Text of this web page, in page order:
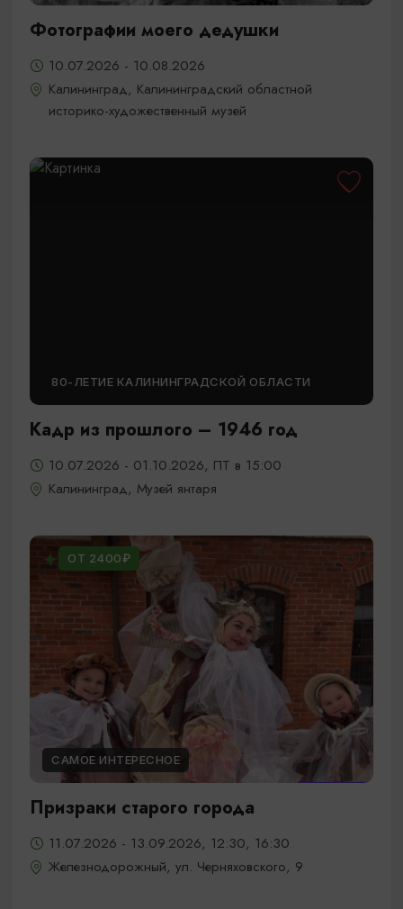
Фотографии моего дедушки
10.07.2026 - 10.08.2026
Калининград, Калининградский областной
историко-художественный музей
80-ЛЕТИЕ КАЛИНИНГРАДСКОЙ ОБЛАСТИ
Кадр из прошлого – 1946 год
10.07.2026 - 01.10.2026, ПТ в 15:00
Калининград, Музей янтаря
ОТ 2400₽
САМОЕ ИНТЕРЕСНОЕ
Призраки старого города
11.07.2026 - 13.09.2026, 12:30, 16:30
Железнодорожный, ул. Черняховского, 9